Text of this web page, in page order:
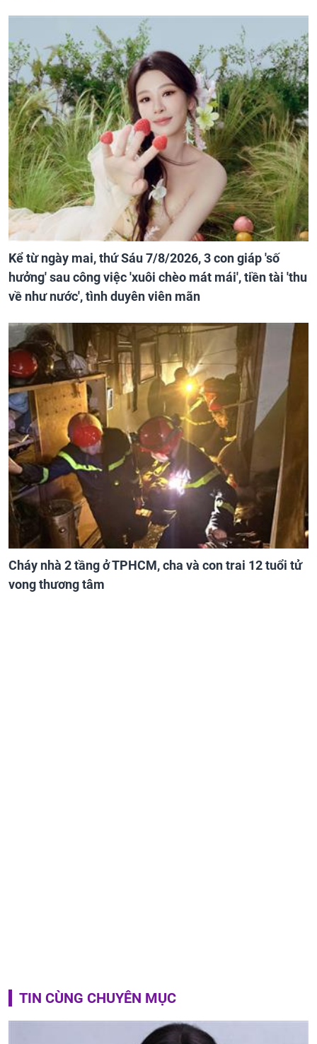
Kể từ ngày mai, thứ Sáu 7/8/2026, 3 con giáp 'số
hưởng' sau công việc 'xuôi chèo mát mái', tiền tài 'thu
về như nước', tình duyên viên mãn
Cháy nhà 2 tầng ở TPHCM, cha và con trai 12 tuổi tử
vong thương tâm
TIN CÙNG CHUYÊN MỤC